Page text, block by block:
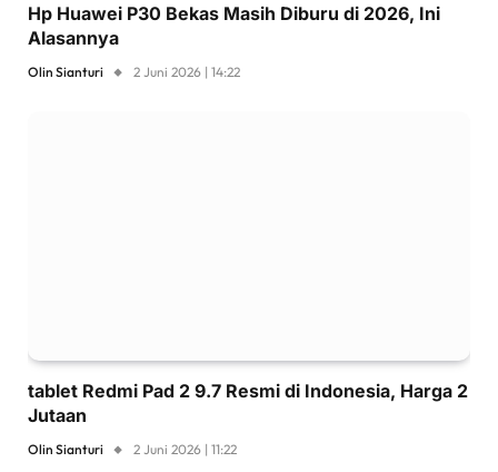
Hp Huawei P30 Bekas Masih Diburu di 2026, Ini
Alasannya
Olin Sianturi 2 Juni 2026 | 14:22
tablet Redmi Pad 2 9.7 Resmi di Indonesia, Harga 2
Jutaan
Olin Sianturi 2 Juni 2026 | 11:22